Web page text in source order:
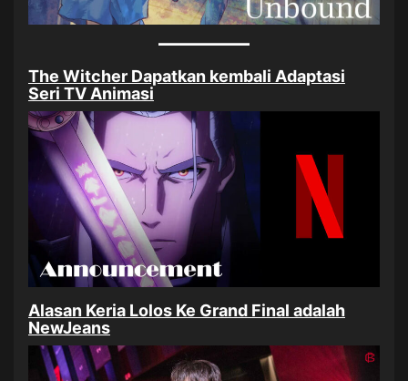
The Witcher Dapatkan kembali Adaptasi
Seri TV Animasi
Alasan Keria Lolos Ke Grand Final adalah
NewJeans